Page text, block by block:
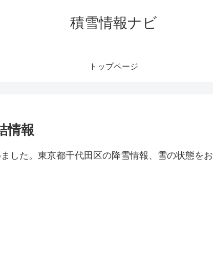
積雪情報ナビ
トップページ
情報
した。東京都千代田区の降雪情報、雪の状態をお